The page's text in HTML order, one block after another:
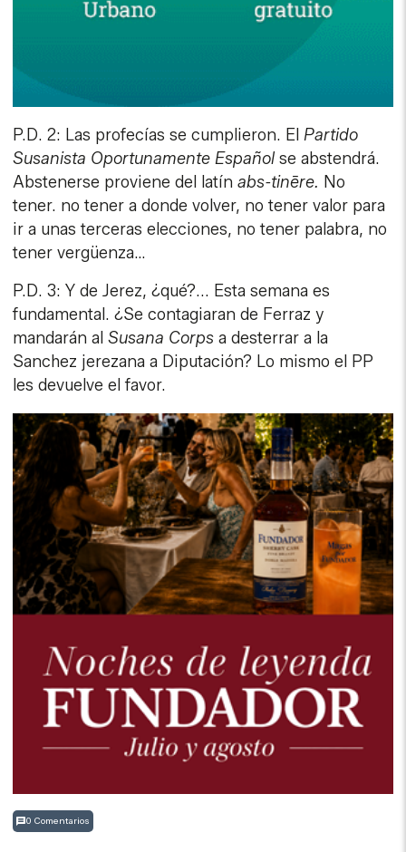
P.D. 2: Las profecías se cumplieron. ElPartido
Susanista Oportunamente Españolse abstendrá.
Abstenerse proviene del latínabs-tinēre. No
tener. no tener a donde volver, no tener valor para
ir a unas terceras elecciones, no tener palabra, no
tener vergüenza…
P.D. 3: Y de Jerez, ¿qué?... Esta semana es
fundamental. ¿Se contagiaran de Ferraz y
mandarán alSusana Corpsa desterrar a la
Sanchez jerezana a Diputación? Lo mismo el PP
les devuelve el favor.
0 Comentarios